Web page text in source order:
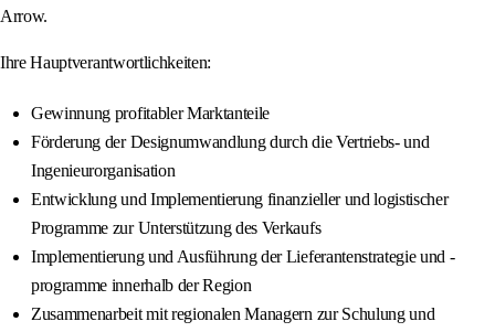
Arrow.
Ihre Hauptverantwortlichkeiten:
Gewinnung profitabler Marktanteile
Förderung der Designumwandlung durch die Vertriebs- und
Ingenieurorganisation
Entwicklung und Implementierung finanzieller und logistischer
Programme zur Unterstützung des Verkaufs
Implementierung und Ausführung der Lieferantenstrategie und -
programme innerhalb der Region
Zusammenarbeit mit regionalen Managern zur Schulung und